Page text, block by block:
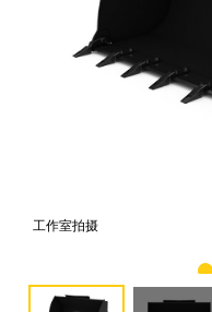
工作室拍摄